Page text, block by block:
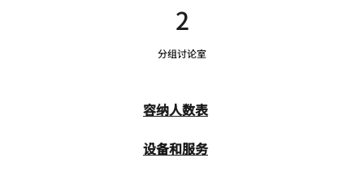
2
分组讨论室
容纳人数表
设备和服务